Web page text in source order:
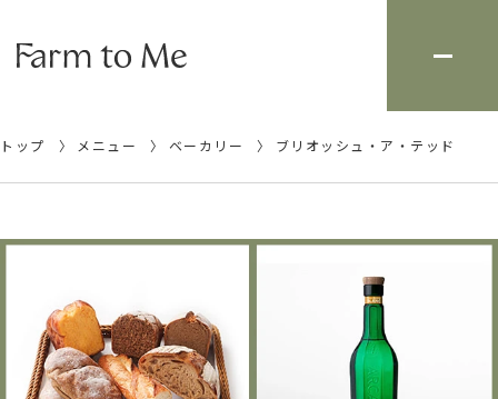
トップ メニュー ベーカリー ブリオッシュ・ア・テッド